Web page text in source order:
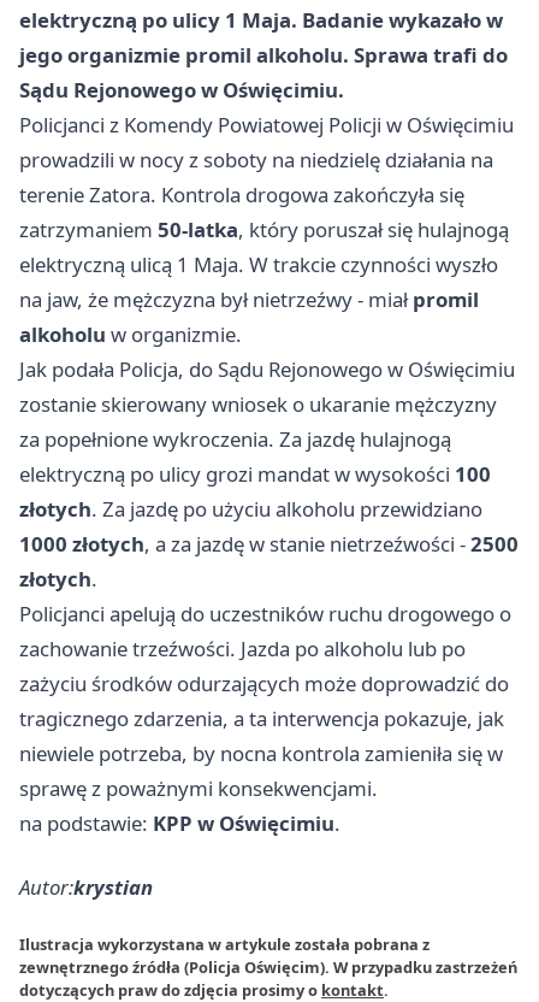
elektryczną po ulicy 1 Maja. Badanie wykazało w
jego organizmie promil alkoholu. Sprawa trafi do
Sądu Rejonowego w Oświęcimiu.
Policjanci z Komendy Powiatowej Policji w Oświęcimiu
prowadzili w nocy z soboty na niedzielę działania na
terenie Zatora. Kontrola drogowa zakończyła się
zatrzymaniem 50-latka, który poruszał się hulajnogą
elektryczną ulicą 1 Maja. W trakcie czynności wyszło
na jaw, że mężczyzna był nietrzeźwy - miałpromil
alkoholu w organizmie.
Jak podała Policja, do Sądu Rejonowego w Oświęcimiu
zostanie skierowany wniosek o ukaranie mężczyzny
za popełnione wykroczenia. Za jazdę hulajnogą
elektryczną po ulicy grozi mandat w wysokości 100
złotych. Za jazdę po użyciu alkoholu przewidziano
1000 złotych, a za jazdę w stanie nietrzeźwości -2500
złotych.
Policjanci apelują do uczestników ruchu drogowego o
zachowanie trzeźwości. Jazda po alkoholu lub po
zażyciu środków odurzających może doprowadzić do
tragicznego zdarzenia, a ta interwencja pokazuje, jak
niewiele potrzeba, by nocna kontrola zamieniła się w
sprawę z poważnymi konsekwencjami.
na podstawie: KPP w Oświęcimiu.
Autor:krystian
Ilustracja wykorzystana w artykule została pobrana z
zewnętrznego źródła (Policja Oświęcim). W przypadku zastrzeżeń
dotyczących praw do zdjęcia prosimy o kontakt.